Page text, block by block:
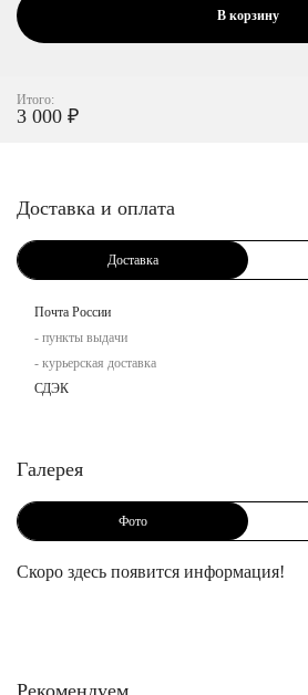
В корзину
Итого:
3 000 ₽
Доставка и оплата
Доставка
Почта России
- пункты выдачи
- курьерская доставка
СДЭК
Галерея
Фото
Скоро здесь появится информация!
Рекомендуем